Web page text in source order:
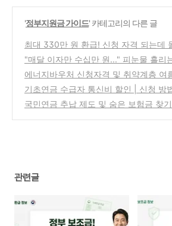
'정부지원금 가이드' 카테고리의 다른 글
최대 330만 원 환급! 신청 자격 되는데
날릴 뻔한 내 근로장려금 구출하기
(1)
"매달 이자만 수십만 원..." 피눈물 흘리
공인 살려줄 정부 저금리 대환대출 조건
에너지바우처 신청자격 및 취약계층 여
어컨 전기세 지원금 총정리
(1)
기초연금 수급자 통신비 할인 | 신청 방
격 조건 확인 ✨
(0)
국민연금 추납 제도 및 숨은 보험금 찾
관련글